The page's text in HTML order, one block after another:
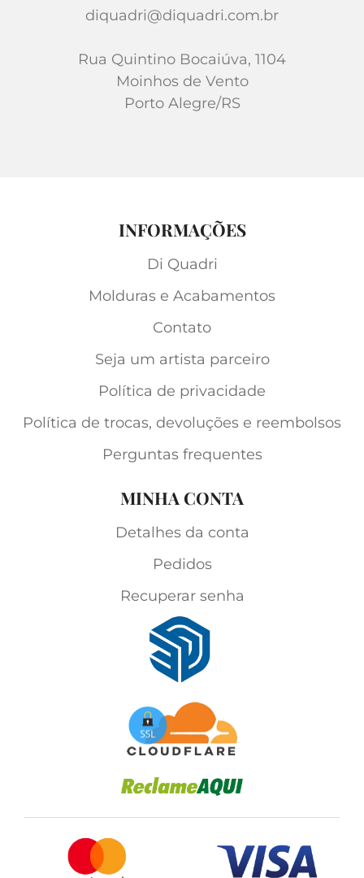
diquadri@diquadri.com.br
Rua Quintino Bocaiúva, 1104
Moinhos de Vento
Porto Alegre/RS
INFORMAÇÕES
Di Quadri
Molduras e Acabamentos
Contato
Seja um artista parceiro
Política de privacidade
Política de trocas, devoluções e reembolsos
Perguntas frequentes
MINHA CONTA
Detalhes da conta
Pedidos
Recuperar senha